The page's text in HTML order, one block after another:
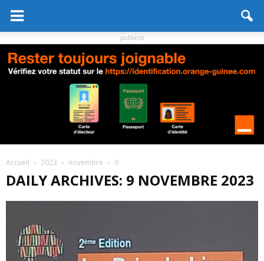
publicité
Accueil 2023 novembre 9
DAILY ARCHIVES: 9 NOVEMBRE 2023